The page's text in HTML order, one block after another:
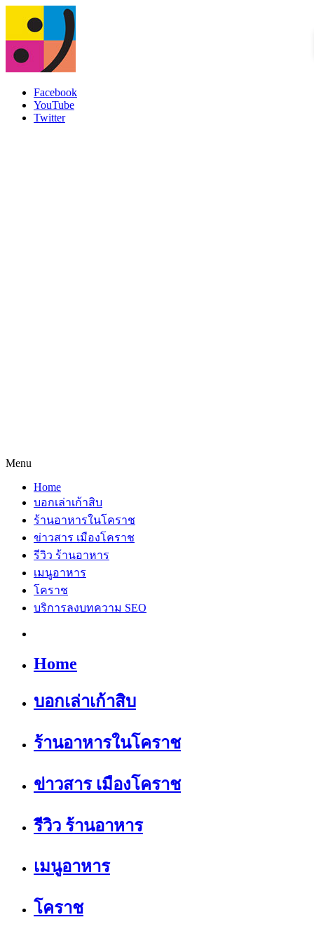
Facebook
YouTube
Twitter
Menu
Home
บอกเล่าเก้าสิบ
ร้านอาหารในโคราช
ข่าวสาร เมืองโคราช
รีวิว ร้านอาหาร
เมนูอาหาร
โคราช
บริการลงบทความ SEO
Home
บอกเล่าเก้าสิบ
ร้านอาหารในโคราช
ข่าวสาร เมืองโคราช
รีวิว ร้านอาหาร
เมนูอาหาร
โคราช